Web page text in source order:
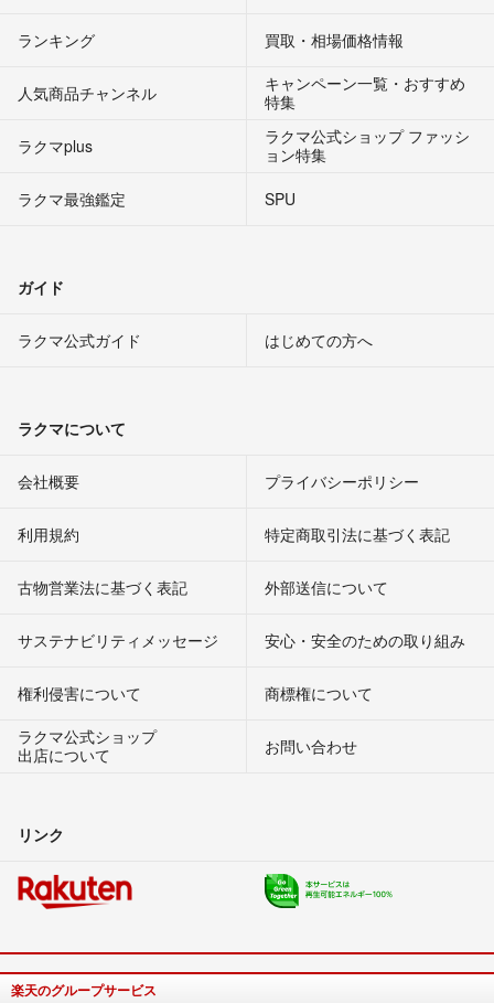
ランキング 買取・相場価格情報
人気商品チャンネル
キャンペーン一覧・おすすめ
特集
ラクマplus
ラクマ公式ショップ ファッシ
ョン特集
ラクマ最強鑑定
SPU
ガイド
ラクマ公式ガイド はじめての方へ
ラクマについて
会社概要 プライバシーポリシー
利用規約 特定商取引法に基づく表記
古物営業法に基づく表記 外部送信について
サステナビリティメッセージ 安心・安全のための取り組み
権利侵害について
商標権について
ラクマ公式ショップ
出店について
お問い合わせ
リンク
楽天のグループサービス